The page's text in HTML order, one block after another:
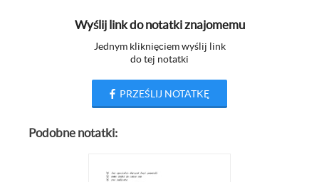
Wyślij link do notatki znajomemu
Jednym kliknięciem wyślij link
do tej notatki
PRZEŚLIJ NOTATKĘ
Podobne notatki: